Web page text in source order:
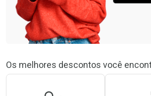
Os melhores descontos você